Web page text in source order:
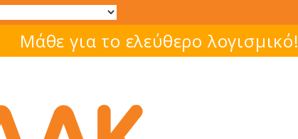
Μάθε για το ελεύθερο λογισμικό!